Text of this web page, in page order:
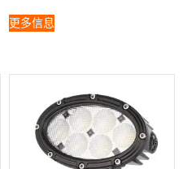
更多信息